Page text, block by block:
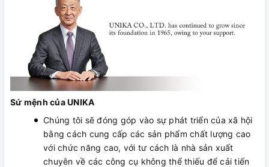
Sứ mệnh của UNIKA
Chúng tôi sẽ đóng góp vào sự phát triển của xã hội
bằng cách cung cấp các sản phẩm chất lượng cao
với chức năng cao, với tư cách là nhà sản xuất
chuyên về các công cụ không thể thiếu để cải tiến